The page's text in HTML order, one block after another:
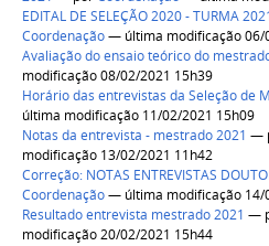
EDITAL DE SELEÇÃO 2020 - TURMA
Coordenação— última modificação 06/
Avaliação do ensaio teórico do
modificação 08/02/2021 15h39
Horário das entrevistas da Seleção de
última modificação 11/02/2021 15h09
Notas da entrevista - mestrado 2021 —
modificação 13/02/2021 11h42
Correção: NOTAS ENTREVISTAS
Coordenação— última modificação 14/
Resultado entrevista mestrado 2021 —
modificação 20/02/2021 15h44